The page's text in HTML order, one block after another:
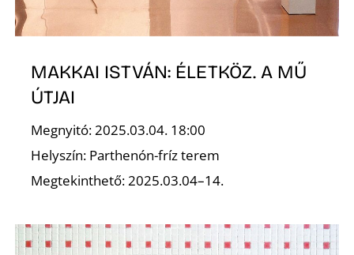
MAKKAI ISTVÁN: ÉLETKÖZ. A MŰ
ÚTJAI
Megnyitó: 2025.03.04. 18:00
Helyszín: Parthenón-fríz terem
Megtekinthető: 2025.03.04–14.